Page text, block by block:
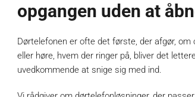
opgangen uden at
Dørtelefonen er ofte det første, der afgør,
eller høre, hvem der ringer på, bliver det
uvedkommende at snige sig med ind.